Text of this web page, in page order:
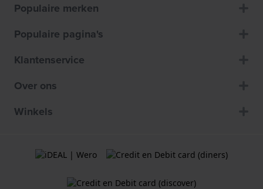
Populaire merken
Populaire pagina's
Klantenservice
Over ons
Winkels